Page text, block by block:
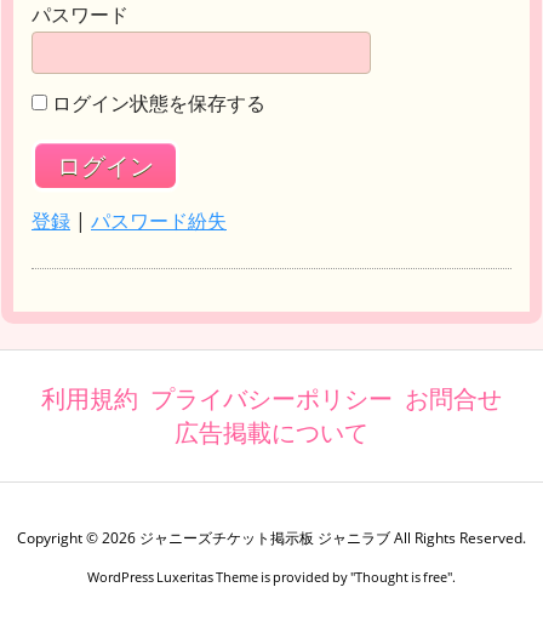
パスワード
ログイン状態を保存する
登録 | パスワード紛失
利用規約 プライバシーポリシー お問合せ
広告掲載について
Copyright ©2026 ジャニーズチケット掲示板 ジャニラブAll Rights Reserved.
WordPress Luxeritas Theme is provided by "Thought is free".